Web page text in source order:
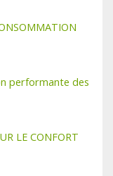
performante des
LE CONFORT